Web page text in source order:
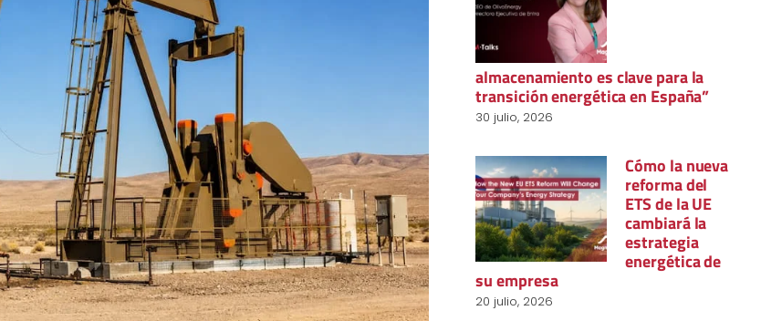
almacenamiento es clave para la
transición energética en España”
30 julio, 2026
Cómo la nueva
reforma del
ETS de la UE
cambiará la
estrategia
energética de
su empresa
20 julio, 2026